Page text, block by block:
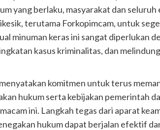
yang berlaku, masyarakat dan
terutama Forkopimcam, untuk
minuman keras ini sangat diperlukan
kasus kriminalitas, dan
komitmen untuk terus
hukum serta kebijakan pemerintah
ini. Langkah tegas dari aparat
hukum dapat berjalan efektif